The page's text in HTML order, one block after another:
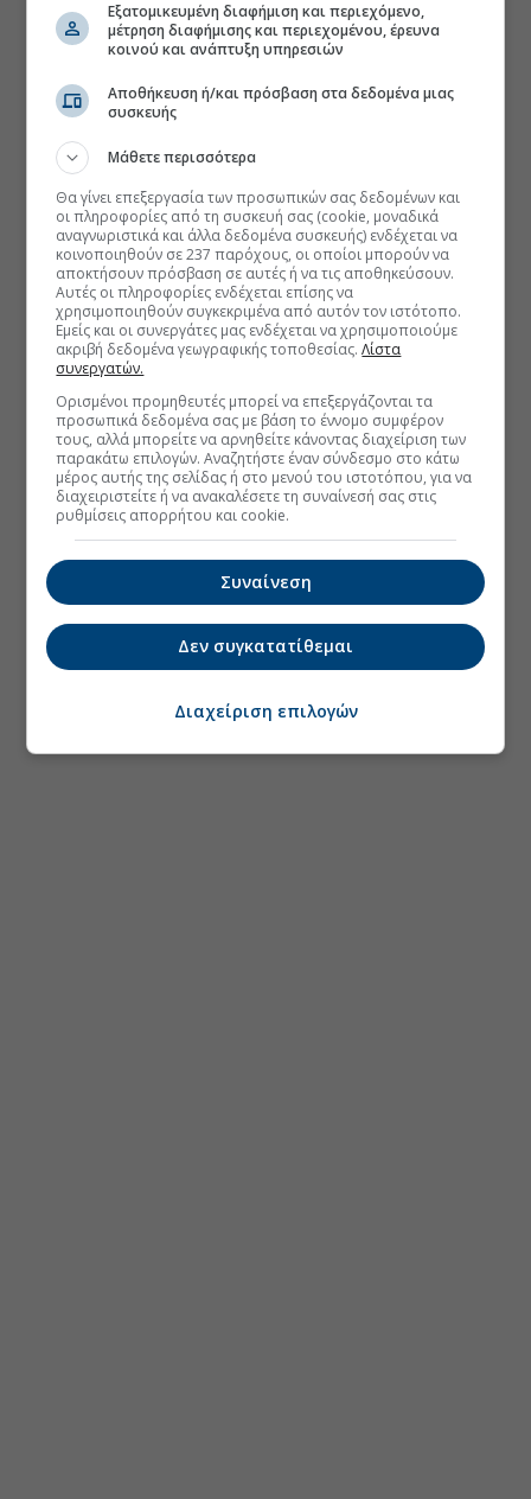
Εξατομικευμένη διαφήμιση και περιεχόμενο,
μέτρηση διαφήμισης και περιεχομένου, έρευνα
κοινού και ανάπτυξη υπηρεσιών
Αποθήκευση ή/και πρόσβαση στα δεδομένα μιας
συσκευής
Μάθετε περισσότερα
Θα γίνει επεξεργασία των προσωπικών σας δεδομένων και
οι πληροφορίες από τη συσκευή σας (cookie, μοναδικά
αναγνωριστικά και άλλα δεδομένα συσκευής) ενδέχεται να
κοινοποιηθούν σε 237 παρόχους, οι οποίοι μπορούν να
αποκτήσουν πρόσβαση σε αυτές ή να τις αποθηκεύσουν.
Αυτές οι πληροφορίες ενδέχεται επίσης να
χρησιμοποιηθούν συγκεκριμένα από αυτόν τον ιστότοπο.
Εμείς και οι συνεργάτες μας ενδέχεται να χρησιμοποιούμε
ακριβή δεδομένα γεωγραφικής τοποθεσίας.Λίστα
συνεργατών.
Ορισμένοι προμηθευτές μπορεί να επεξεργάζονται τα
προσωπικά δεδομένα σας με βάση το έννομο συμφέρον
τους, αλλά μπορείτε να αρνηθείτε κάνοντας διαχείριση των
παρακάτω επιλογών. Αναζητήστε έναν σύνδεσμο στο κάτω
μέρος αυτής της σελίδας ή στο μενού του ιστοτόπου, για να
διαχειριστείτε ή να ανακαλέσετε τη συναίνεσή σας στις
ρυθμίσεις απορρήτου και cookie.
Συναίνεση
Δεν συγκατατίθεμαι
Διαχείριση επιλογών